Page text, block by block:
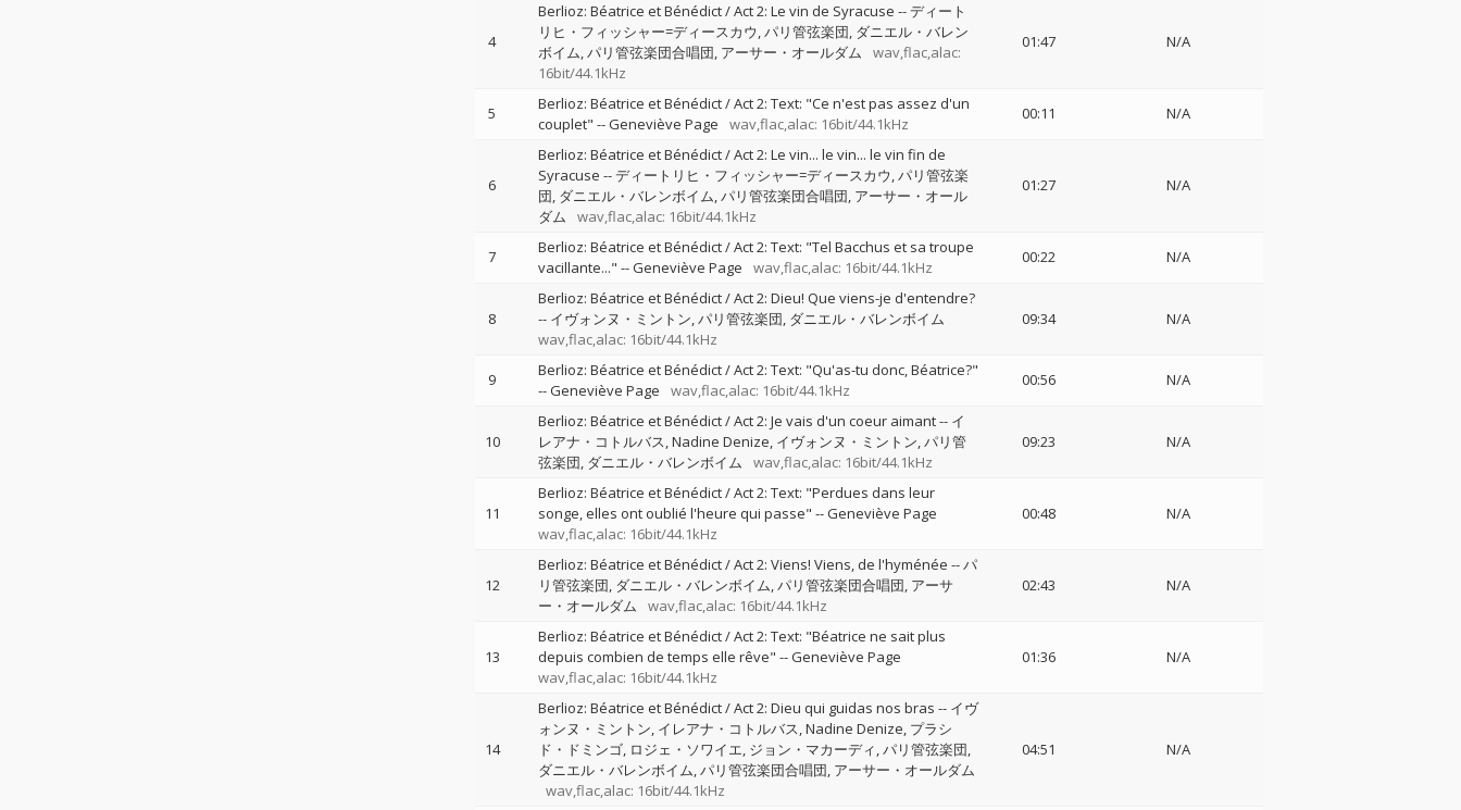
4
Berlioz: Béatrice et Bénédict / Act 2: Le vin de Syracuse --ディート
リヒ・フィッシャー=ディースカウ パリ管弦楽団 ダニエル・バレン
ボイム パリ管弦楽団合唱団 アーサー・オールダム
wav,flac,alac:
16bit/44.1kHz
01:47 N/A
5
Berlioz: Béatrice et Bénédict / Act 2: Text: "Ce n'est pas assez d'un
couplet" --Geneviève Page wav,flac,alac: 16bit/44.1kHz
00:11 N/A
6
Berlioz: Béatrice et Bénédict / Act 2: Le vin... le vin... le vin fin de
Syracuse --ディートリヒ・フィッシャー=ディースカウ パリ管弦楽
団 ダニエル・バレンボイム パリ管弦楽団合唱団 アーサー・オール
ダム
wav,flac,alac: 16bit/44.1kHz
01:27 N/A
7
Berlioz: Béatrice et Bénédict / Act 2: Text: "Tel Bacchus et sa troupe
vacillante..." --Geneviève Page wav,flac,alac: 16bit/44.1kHz
00:22 N/A
8
Berlioz: Béatrice et Bénédict / Act 2: Dieu! Que viens-je d'entendre?
-- イヴォンヌ・ミントン パリ管弦楽団 ダニエル・バレンボイム
wav,flac,alac: 16bit/44.1kHz
09:34 N/A
9
Berlioz: Béatrice et Bénédict / Act 2: Text: "Qu'as-tu donc, Béatrice?"
--Geneviève Page wav,flac,alac: 16bit/44.1kHz
00:56 N/A
10
Berlioz: Béatrice et Bénédict / Act 2: Je vais d'un coeur aimant-- イ
レアナ・コトルバス Nadine Denize イヴォンヌ・ミントン パリ管
弦楽団 ダニエル・バレンボイム wav,flac,alac: 16bit/44.1kHz
09:23 N/A
11
Berlioz: Béatrice et Bénédict / Act 2: Text: "Perdues dans leur
songe, elles ont oublié l'heure qui passe" --Geneviève Page
wav,flac,alac: 16bit/44.1kHz
00:48 N/A
12
Berlioz: Béatrice et Bénédict / Act 2: Viens! Viens, de l'hyménée --パ
リ管弦楽団 ダニエル・バレンボイム パリ管弦楽団合唱団 アーサ
ー・オールダム
wav,flac,alac: 16bit/44.1kHz
02:43 N/A
13
Berlioz: Béatrice et Bénédict / Act 2: Text: "Béatrice ne sait plus
depuis combien de temps elle rêve" --Geneviève Page
wav,flac,alac: 16bit/44.1kHz
01:36 N/A
14
Berlioz: Béatrice et Bénédict / Act 2: Dieu qui guidas nos bras -- イヴ
ォンヌ・ミントン イレアナ・コトルバス Nadine Denize プラシ
ド・ドミンゴ ロジェ・ソワイエ ジョン・マカーディ パリ管弦楽団
ダニエル・バレンボイム パリ管弦楽団合唱団 アーサー・オールダム
wav,flac,alac: 16bit/44.1kHz
04:51 N/A